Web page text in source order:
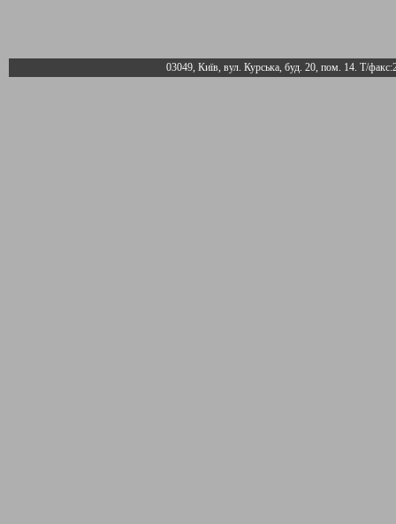
03049, Київ, вул. Курська, буд. 20, пом. 14. Т/